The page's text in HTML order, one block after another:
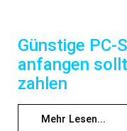
Günstige PC-
anfangen
zahlen
Mehr Lesen...